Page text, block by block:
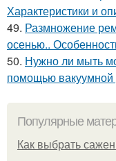
Характеристики и
49. Размножение
осенью..
50. Нужно ли мыть
помощью вакуумной
Популярные
Как выбрать